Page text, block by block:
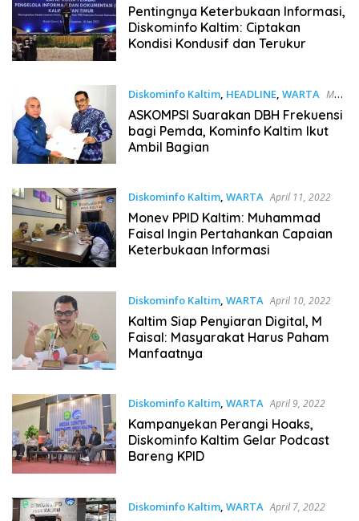
Pentingnya Keterbukaan Informasi,
Diskominfo Kaltim: Ciptakan
Kondisi Kondusif dan Terukur
Diskominfo Kaltim, HEADLINE, WARTA Mei
9, 2022
ASKOMPSI Suarakan DBH Frekuensi
bagi Pemda, Kominfo Kaltim Ikut
Ambil Bagian
Diskominfo Kaltim, WARTA April 11, 2022
Monev PPID Kaltim: Muhammad
Faisal Ingin Pertahankan Capaian
Keterbukaan Informasi
Diskominfo Kaltim, WARTA April 10, 2022
Kaltim Siap Penyiaran Digital, M
Faisal: Masyarakat Harus Paham
Manfaatnya
Diskominfo Kaltim, WARTA April 9, 2022
Kampanyekan Perangi Hoaks,
Diskominfo Kaltim Gelar Podcast
Bareng KPID
Diskominfo Kaltim, WARTA April 7, 2022